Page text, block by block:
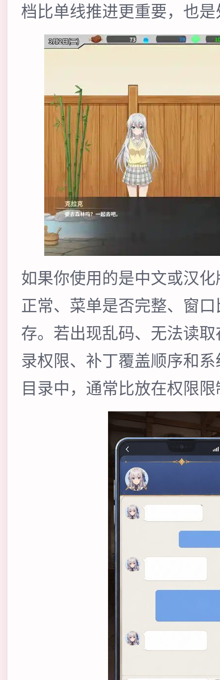
档比单线推进更重要，也
如果你使用的是中文或汉
正常、菜单是否完整、窗
存。若出现乱码、无法读
录权限、补丁覆盖顺序和
目录中，通常比放在权限